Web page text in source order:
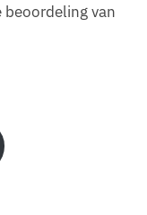
van